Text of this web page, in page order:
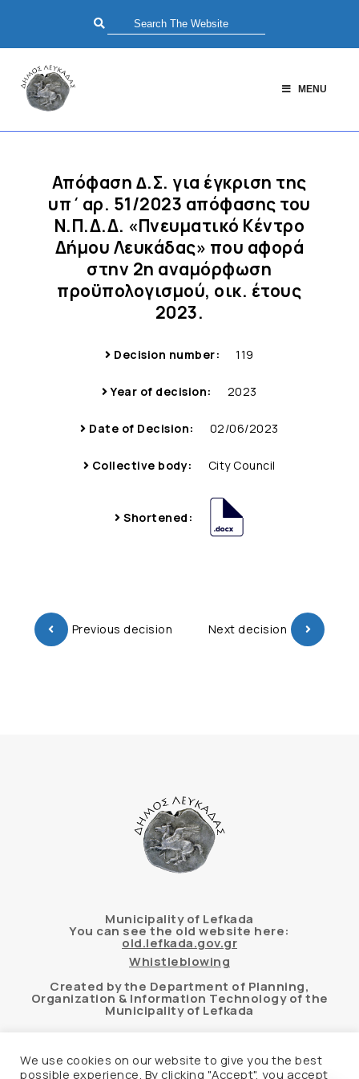
MENU
Απόφαση ∆.Σ. για έγκριση της
υπ΄αρ. 51/2023 απόφασης του
Ν.Π.Δ.Δ. «Πνευματικό Κέντρο
Δήμου Λευκάδας» που αφορά
στην 2η αναμόρφωση
προϋπολογισμού, οικ. έτους
2023.
Decision number: 119
Year of decision: 2023
Date of Decision: 02/06/2023
Collective body: City Council
Shortened:
Previous decision Next decision
Municipality of Lefkada
You can see the old website here:
old.lefkada.gov.gr
Whistleblowing
Created by the Department of Planning,
Organization & Information Technology of the
Municipality of Lefkada
We use cookies on our website to give you the best
possible experience. By clicking "Accept", you accept